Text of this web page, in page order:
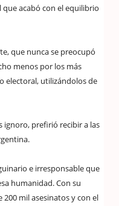
que acabó con el equilibrio
que nunca se preocupó
menos por los más
electoral, utilizándolos de
ignoro, prefirió recibir a las
e irresponsable que
humanidad. Con su
mil asesinatos y con el